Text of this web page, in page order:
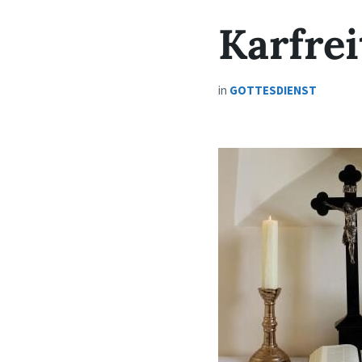
in GOTTESDIENST